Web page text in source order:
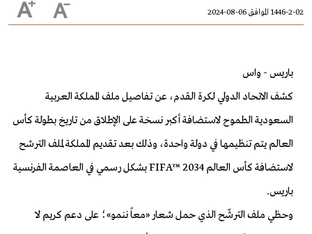
1446-2-02 الموافق 06-08-2024
باريس - واس
كشف الاتحاد الدولي لكرة القدم، عن تفاصيل ملف المملكة العربية
السعودية الطموح لاستضافة أكبر نسخة على الإطلاق من تاريخ بطولة كأس
العالم يتم تنظيمها في دولة واحدة، وذلك بعد تقديم المملكة لملف الترشح
لاستضافة كأس العالم FIFA™ 2034 بشكل رسمي في العاصمة الفرنسية
باريس.
وحظي ملف الترشّح الذي حمل شعار «معاً ننمو»؛ على دعم كريم لا